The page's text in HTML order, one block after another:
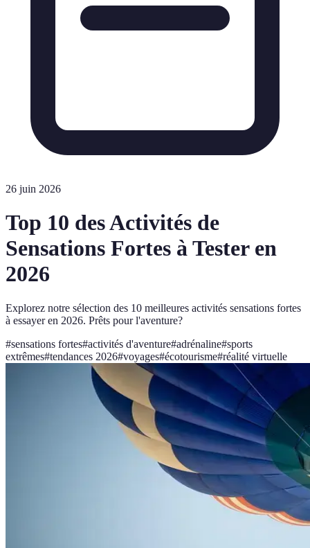
26 juin 2026
Top 10 des Activités de
Sensations Fortes à Tester en
2026
Explorez notre sélection des 10 meilleures activités sensations fortes
à essayer en 2026. Prêts pour l'aventure?
#sensations fortes#activités d'aventure#adrénaline#sports
extrêmes#tendances 2026#voyages#écotourisme#réalité virtuelle